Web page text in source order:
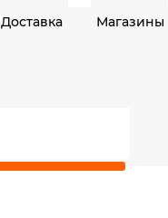
Доставка Магазины